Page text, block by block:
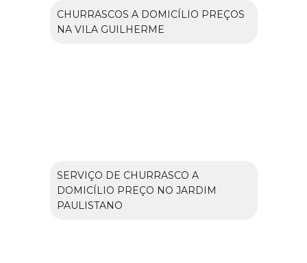
CHURRASCOS A DOMICÍLIO PREÇOS
NA VILA GUILHERME
SERVIÇO DE CHURRASCO A
DOMICÍLIO PREÇO NO JARDIM
PAULISTANO